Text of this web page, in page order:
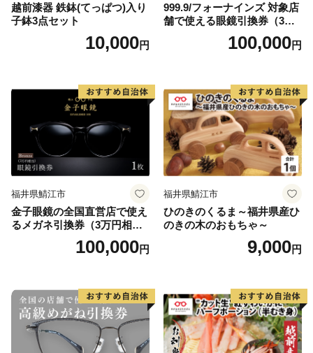
越前漆器 鉄鉢(てっぱつ)入り
子鉢3点セット
10,000円
999.9/フォーナインズ 対象店
舗で使える眼鏡引換券（3万
円相当）Bronze np m
100,000円
福井県鯖江市
金子眼鏡の全国直営店で使え
るメガネ引換券（3万円相
100,000円
福井県鯖江市
ひのきのくるま～福井県産ひ
のきの木のおもちゃ～
9,000円